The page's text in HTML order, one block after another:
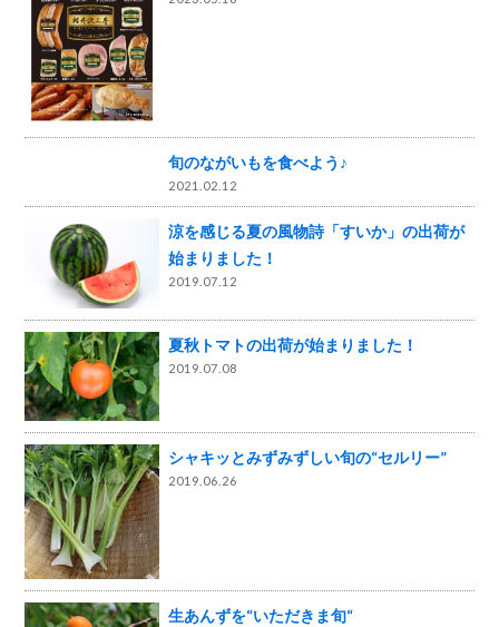
旬のながいもを食べよう♪
2021.02.12
涼を感じる夏の風物詩「すいか」の出荷が
始まりました！
2019.07.12
夏秋トマトの出荷が始まりました！
2019.07.08
シャキッとみずみずしい旬の“セルリー”
2019.06.26
生あんずを“いただきま旬“